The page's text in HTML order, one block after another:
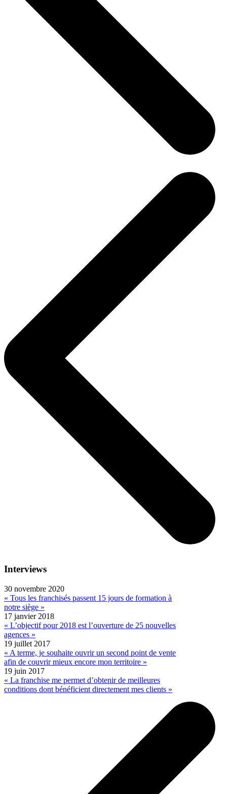
Interviews
30 novembre 2020
« Tous les franchisés passent 15 jours de formation à
notre siège »
17 janvier 2018
« L’objectif pour 2018 est l’ouverture de 25 nouvelles
agences »
19 juillet 2017
« A terme, je souhaite ouvrir un second point de vente
afin de couvrir mieux encore mon territoire »
19 juin 2017
« La franchise me permet d’obtenir de meilleures
conditions dont bénéficient directement mes clients »